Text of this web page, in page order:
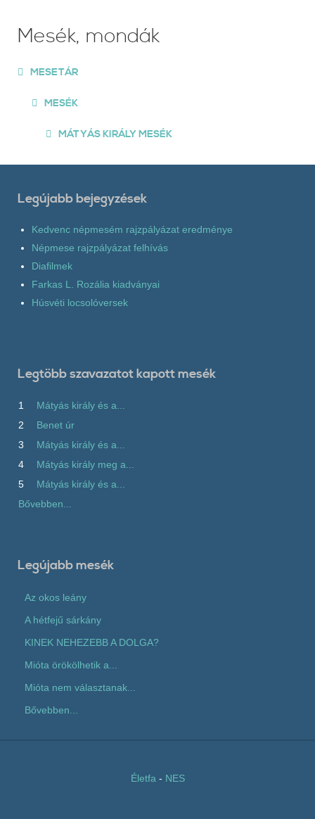
Mesék, mondák
MESETÁR
MESÉK
MÁTYÁS KIRÁLY MESÉK
Legújabb bejegyzések
Kedvenc népmesém rajzpályázat eredménye
Népmese rajzpályázat felhívás
Diafilmek
Farkas L. Rozália kiadványai
Húsvéti locsolóversek
Legtöbb szavazatot kapott mesék
1
Mátyás király és a...
2
Benet úr
3
Mátyás király és a...
4
Mátyás király meg a...
5
Mátyás király és a...
Bővebben...
Legújabb mesék
Az okos leány
A hétfejű sárkány
KINEK NEHEZEBB A DOLGA?
Mióta örökölhetik a...
Mióta nem választanak...
Bővebben...
Életfa - NES